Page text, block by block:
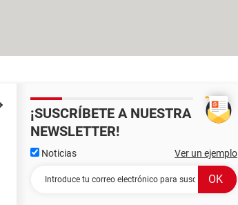
¡SUSCRÍBETE A NUESTRA
NEWSLETTER!
Noticias Ver un ejemplo